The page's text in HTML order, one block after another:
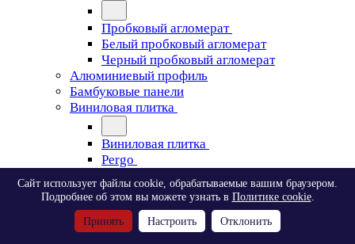
Пробковый агломерат
Белый пробковый агломерат
Черный пробковый агломерат
Алюминиевый профиль
Бамбуковые панели
Виниловая плитка
Виниловая плитка
Pergo
Pergo
Classic Plank Optimum Glue
Modern Plank Optimum Glue
Сайт использует файлы cookie, обрабатываемые вашим браузером.
Подробнее об этом вы можете узнать в Политике cookie.
Принять Настроить Отклонить